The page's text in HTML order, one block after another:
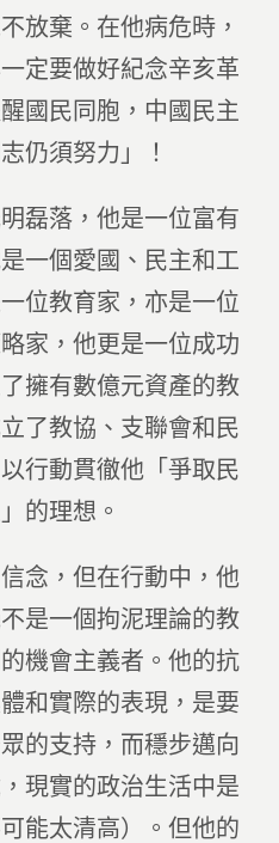
放棄。在他病危時，
定要做好紀念辛亥革
國民同胞，中國民主
仍須努力」！
磊落，他是一位富有
一個愛國、民主和工
位教育家，亦是一位
家，他更是一位成功
擁有數億元資產的教
了教協、支聯會和民
行動貫徹他「爭取民
的理想。
念，但在行動中，他
是一個拘泥理論的教
機會主義者。他的抗
和實際的表現，是要
的支持，而穩步邁向
現實的政治生活中是
能太清高）。但他的